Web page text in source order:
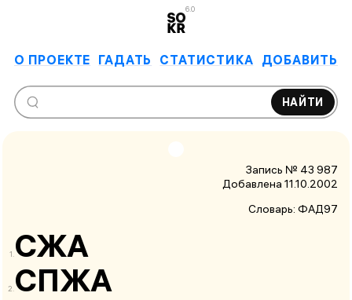
6.0
О ПРОЕКТЕ ГАДАТЬ СТАТИСТИКА ДОБАВИТЬ
НАЙТИ
Запись № 43 987
Добавлена 11.10.2002
Словарь: ФАД97
СЖА
СПЖА